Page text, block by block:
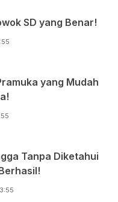
SD yang Benar!
yang Mudah
Tanpa Diketahui